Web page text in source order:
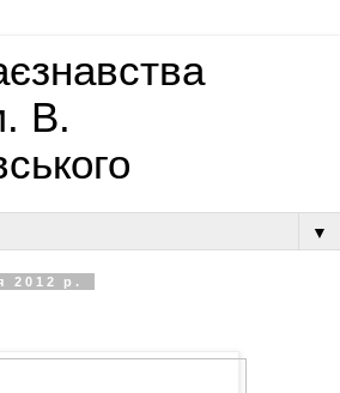
В.
▼
2012 р.